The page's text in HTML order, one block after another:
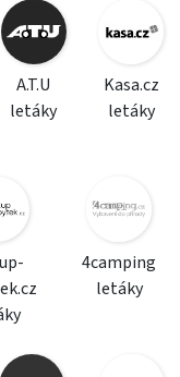
A.T.U
letáky
Kasa.cz
letáky
4camping
letáky